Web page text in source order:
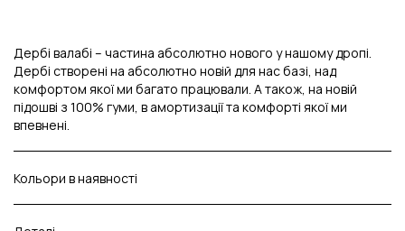
Дербі валабі – частина абсолютно нового у нашому дропі.
Дербі створені на абсолютно новій для нас базі, над
комфортом якої ми багато працювали. А також, на новій
підошві з 100% гуми, в амортизації та комфорті якої ми
впевнені.
Кольори в наявності